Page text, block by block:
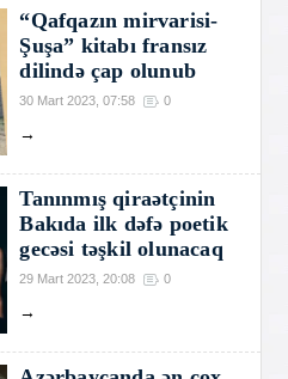
“Qafqazın mirvarisi-
Şuşa” kitabı fransız
dilində çap olunub
30 Mart 2023, 07:58 0
→
Tanınmış qiraətçinin
Bakıda ilk dəfə poetik
gecəsi təşkil olunacaq
29 Mart 2023, 20:08 0
→